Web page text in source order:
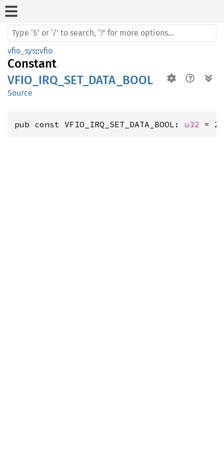
vfio_sys::vfio
Constant
VFIO_IRQ_SET_DATA_BOOL
Source
pub const VFIO_IRQ_SET_DATA_BOOL: u32 = 2;